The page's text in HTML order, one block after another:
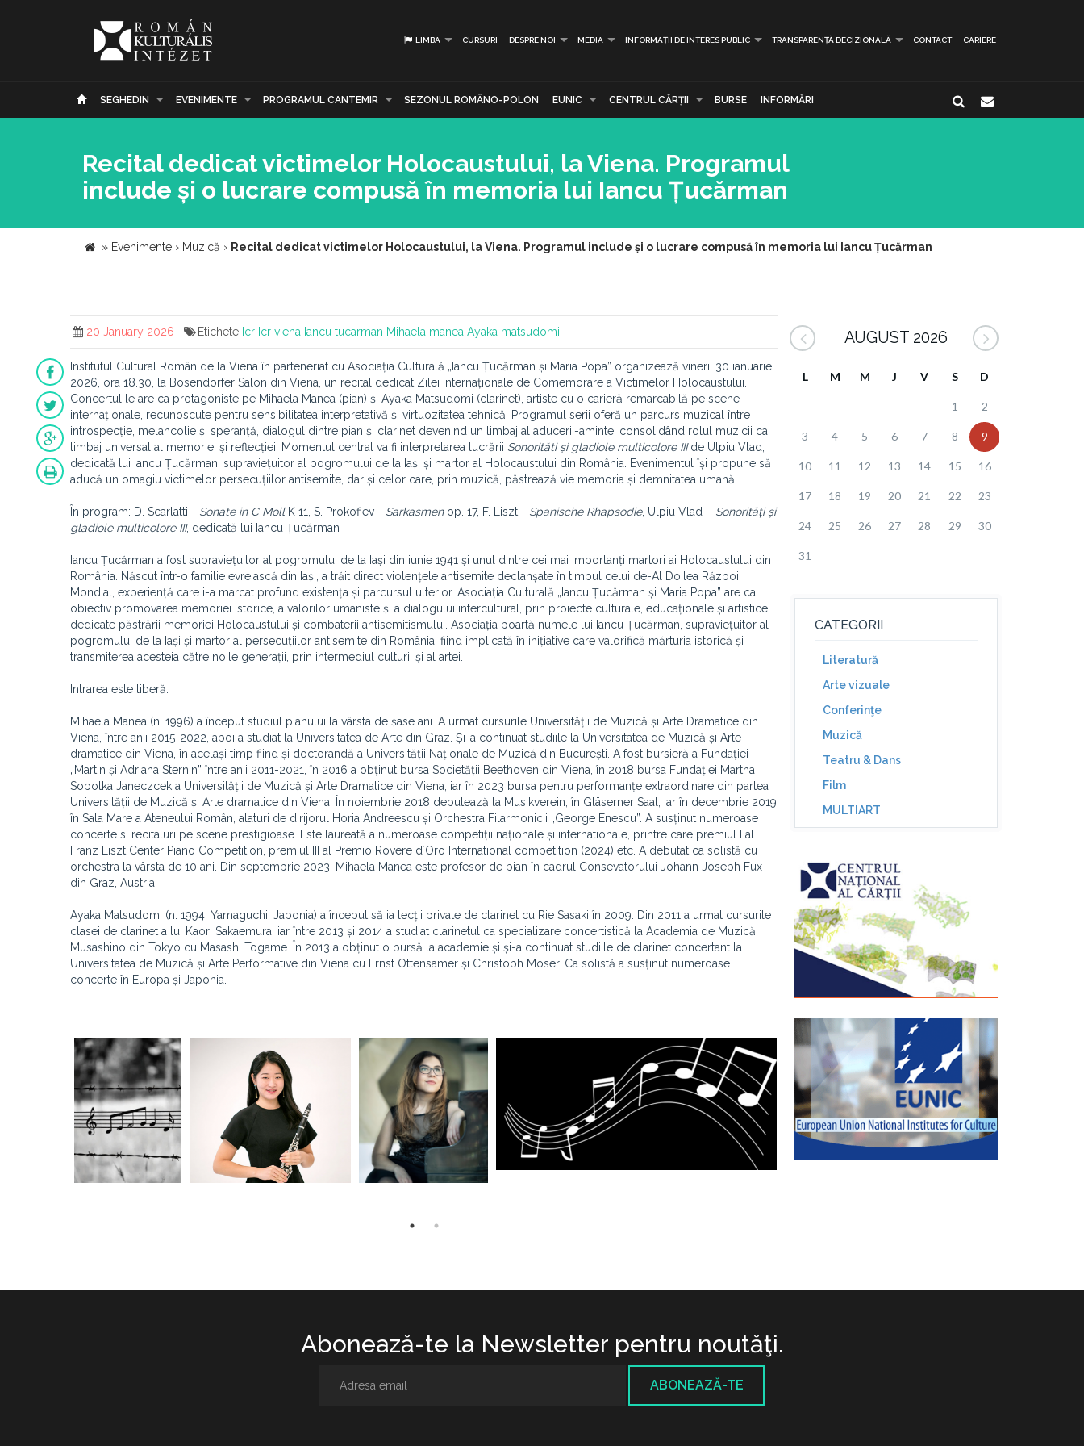
LIMBA CURSURI DESPRE NOI MEDIA INFORMAȚII DE INTERES PUBLIC TRANSPARENȚĂ DECIZIONALĂ CONTACT CARIERE
SEGHEDIN EVENIMENTE PROGRAMUL CANTEMIR SEZONUL ROMÂNO-POLON EUNIC CENTRUL CĂRŢII BURSE INFORMĂRI
Recital dedicat victimelor Holocaustului, la Viena. Programul
include și o lucrare compusă în memoria lui Iancu Țucărman
» Evenimente › Muzică › Recital dedicat victimelor Holocaustului, la Viena. Programul include și o lucrare compusă în memoria lui Iancu Țucărman
20 January 2026 Etichete Icr Icr viena Iancu tucarman Mihaela manea Ayaka matsudomi
Institutul Cultural Român de la Viena în parteneriat cu Asociația Culturală „Iancu Țucărman și Maria Popa” organizează vineri, 30 ianuarie
2026, ora 18.30, la Bösendorfer Salon din Viena, un recital dedicat Zilei Internaționale de Comemorare a Victimelor Holocaustului.
Concertul le are ca protagoniste pe Mihaela Manea (pian) și Ayaka Matsudomi (clarinet), artiste cu o carieră remarcabilă pe scene
internaționale, recunoscute pentru sensibilitatea interpretativă și virtuozitatea tehnică. Programul serii oferă un parcurs muzical între
introspecție, melancolie și speranță, dialogul dintre pian și clarinet devenind un limbaj al aducerii-aminte, consolidând rolul muzicii ca
limbaj universal al memoriei și reflecției. Momentul central va fi interpretarea lucrării Sonorități și gladiole multicolore IIIde Ulpiu Vlad,
dedicată lui Iancu Țucărman, supraviețuitor al pogromului de la Iași și martor al Holocaustului din România. Evenimentul își propune să
aducă un omagiu victimelor persecuțiilor antisemite, dar și celor care, prin muzică, păstrează vie memoria și demnitatea umană.
În program: D. Scarlatti - Sonate in C Moll K 11, S. Prokofiev - Sarkasmenop. 17, F. Liszt - Spanische Rhapsodie, Ulpiu Vlad – Sonorități și
gladiole multicolore III, dedicată lui Iancu Țucărman
Iancu Țucărman a fost supraviețuitor al pogromului de la Iași din iunie 1941 și unul dintre cei mai importanți martori ai Holocaustului din
România. Născut într-o familie evreiască din Iași, a trăit direct violențele antisemite declanșate în timpul celui de-Al Doilea Război
Mondial, experiență care i-a marcat profund existența și parcursul ulterior. Asociația Culturală „Iancu Țucărman și Maria Popa” are ca
obiectiv promovarea memoriei istorice, a valorilor umaniste și a dialogului intercultural, prin proiecte culturale, educaționale și artistice
dedicate păstrării memoriei Holocaustului și combaterii antisemitismului. Asociația poartă numele lui Iancu Țucărman, supraviețuitor al
pogromului de la Iași și martor al persecuțiilor antisemite din România, fiind implicată în inițiative care valorifică mărturia istorică și
transmiterea acesteia către noile generații, prin intermediul culturii și al artei.
Intrarea este liberă.
Mihaela Manea (n. 1996) a început studiul pianului la vârsta de șase ani. A urmat cursurile Universității de Muzică și Arte Dramatice din
Viena, între anii 2015-2022, apoi a studiat la Universitatea de Arte din Graz. Și-a continuat studiile la Universitatea de Muzică și Arte
dramatice din Viena, în același timp fiind și doctorandă a Universității Naționale de Muzică din București. A fost bursieră a Fundației
„Martin și Adriana Sternin” între anii 2011-2021, în 2016 a obținut bursa Societății Beethoven din Viena, în 2018 bursa Fundației Martha
Sobotka Janeczcek a Universității de Muzică și Arte Dramatice din Viena, iar în 2023 bursa pentru performanțe extraordinare din partea
Universității de Muzică și Arte dramatice din Viena. În noiembrie 2018 debutează la Musikverein, în Gläserner Saal, iar în decembrie 2019
în Sala Mare a Ateneului Român, alaturi de dirijorul Horia Andreescu și Orchestra Filarmonicii „George Enescu”. A susținut numeroase
concerte si recitaluri pe scene prestigioase. Este laureată a numeroase competiții naționale și internationale, printre care premiul I al
Franz Liszt Center Piano Competition, premiul III al Premio Rovere d´Oro International competition (2024) etc. A debutat ca solistă cu
orchestra la vârsta de 10 ani. Din septembrie 2023, Mihaela Manea este profesor de pian în cadrul Consevatorului Johann Joseph Fux
din Graz, Austria.
Ayaka Matsudomi (n. 1994, Yamaguchi, Japonia) a început să ia lecții private de clarinet cu Rie Sasaki în 2009. Din 2011 a urmat cursurile
clasei de clarinet a lui Kaori Sakaemura, iar între 2013 și 2014 a studiat clarinetul ca specializare concertistică la Academia de Muzică
Musashino din Tokyo cu Masashi Togame. În 2013 a obținut o bursă la academie și și-a continuat studiile de clarinet concertant la
Universitatea de Muzică și Arte Performative din Viena cu Ernst Ottensamer și Christoph Moser. Ca solistă a susținut numeroase
concerte în Europa și Japonia.
AUGUST 2026
L M M J V S D
1 2
3 4 5 6 7 8 9
10 11 12 13 14 15 16
17 18 19 20 21 22 23
24 25 26 27 28 29 30
31
CATEGORII
Literatură
Arte vizuale
Conferinţe
Muzică
Teatru & Dans
Film
MULTIART
Abonează-te la Newsletter pentru noutăţi.
ABONEAZĂ-TE